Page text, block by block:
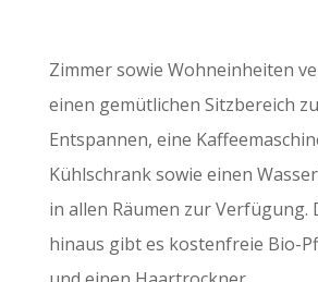
Zimmer sowie Wohneinheiten
einen gemütlichen Sitzbereich
Entspannen, eine
Kühlschrank sowie einen
in allen Räumen zur Verfügung.
hinaus gibt es kostenfreie Bio-